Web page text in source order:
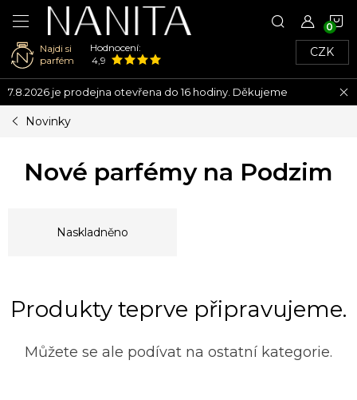
Přejít
na
obsah
Najdi si
parfém
Hodnocení:
4,9
CZK
7.8.2026 je prodejna otevřena do 16 hodiny. Děkujeme
Novinky
Nové parfémy na Podzim
Naskladněno
Produkty teprve připravujeme.
Můžete se ale podívat na ostatní kategorie.